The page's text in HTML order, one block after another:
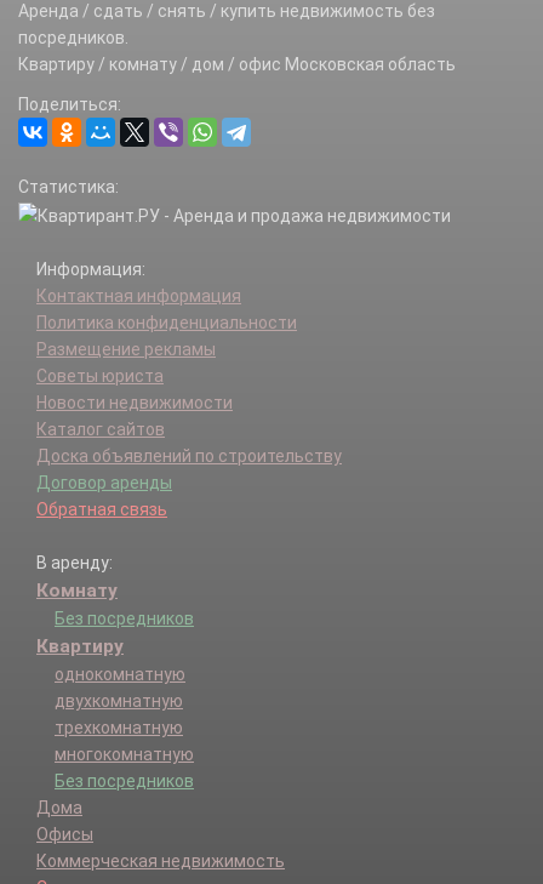
Аренда / сдать / снять / купить недвижимость без
посредников.
Квартиру / комнату / дом / офис Московская область
Поделиться:
Статистика:
Информация:
Контактная информация
Политика конфиденциальности
Размещение рекламы
Советы юриста
Новости недвижимости
Каталог сайтов
Доска объявлений по строительству
Договор аренды
Обратная связь
В аренду:
Комнату
Без посредников
Квартиру
однокомнатную
двухкомнатную
трехкомнатную
многокомнатную
Без посредников
Дома
Офисы
Коммерческая недвижимость